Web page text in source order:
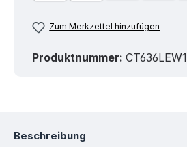
Zum Merkzettel hinzufügen
Produktnummer: CT636LEW1
Beschreibung